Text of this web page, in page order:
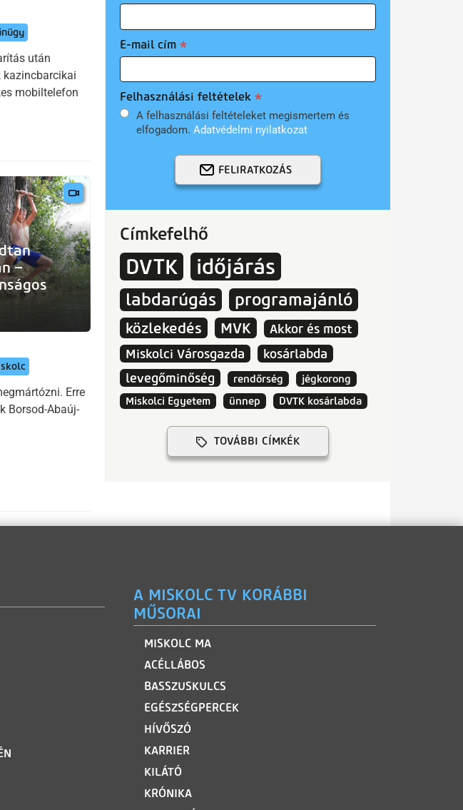
után
kazincbarcikai
mobiltelefon
–
Erre
Borsod-Abaúj-
E-mail cím
Felhasználási feltételek
A felhasználási feltételeket megismertem és
elfogadom. Adatvédelmi nyilatkozat
FELIRATKOZÁS
Címkefelhő
DVTK időjárás
labdarúgás programajánló
közlekedés MVK
Akkor és most
Miskolci Városgazda
kosárlabda
levegőminőség
rendőrség
jégkorong
Miskolci Egyetem
ünnep DVTK kosárlabda
TOVÁBBI CÍMKÉK
A MISKOLC TV KORÁBBI
MŰSORAI
MISKOLC MA
ACÉLLÁBOS
BASSZUSKULCS
EGÉSZSÉGPERCEK
HÍVŐSZÓ
KARRIER
KILÁTÓ
KRÓNIKA